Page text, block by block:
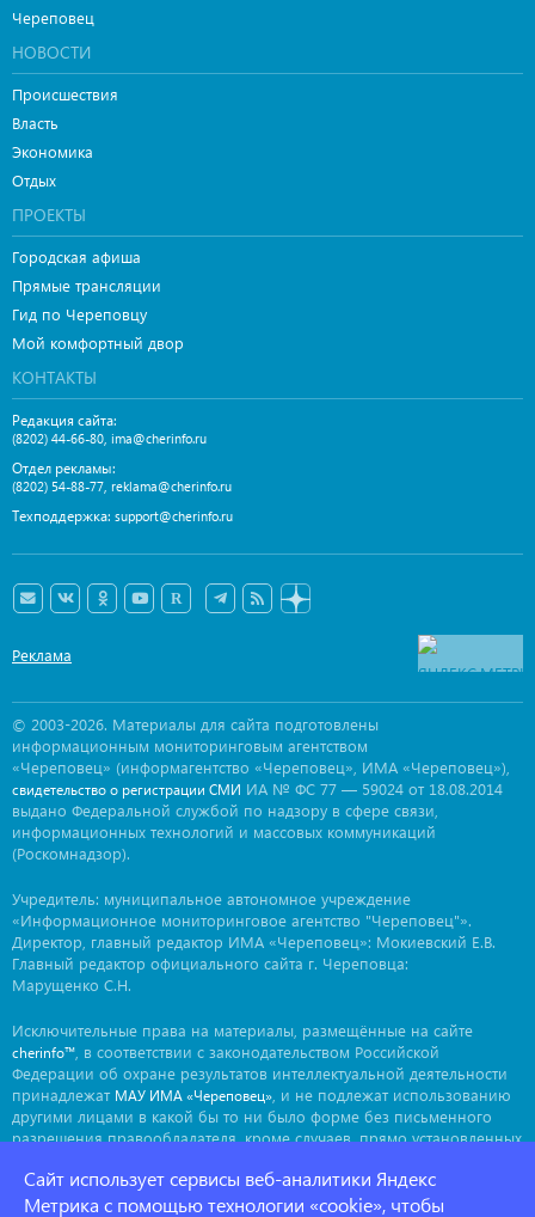
Череповец
НОВОСТИ
Происшествия
Власть
Экономика
Отдых
ПРОЕКТЫ
Городская афиша
Прямые трансляции
Гид по Череповцу
Мой комфортный двор
КОНТАКТЫ
Редакция сайта:
(8202) 44-66-80, ima@cherinfo.ru
Отдел рекламы:
(8202) 54-88-77, reklama@cherinfo.ru
Техподдержка: support@cherinfo.ru
Реклама
© 2003-2026. Материалы для сайта подготовлены
информационным мониторинговым агентством
«Череповец» (информагентство «Череповец», ИМА «Череповец»),
свидетельство о регистрации СМИ ИА № ФС 77 — 59024 от 18.08.2014
выдано Федеральной службой по надзору в сфере связи,
информационных технологий и массовых коммуникаций
(Роскомнадзор).
Учредитель: муниципальное автономное учреждение
«Информационное мониторинговое агентство "Череповец"».
Директор, главный редактор ИМА «Череповец»: Мокиевский Е.В.
Главный редактор официального сайта г. Череповца:
Марущенко С.Н.
Исключительные права на материалы, размещённые на сайте
cherinfo™ , в соответствии с законодательством Российской
Федерации об охране результатов интеллектуальной деятельности
принадлежат МАУ ИМА «Череповец» , и не подлежат использованию
другими лицами в какой бы то ни было форме без письменного
разрешения правообладателя, кроме случаев, прямо установленных
ima@cherinfo.ru. Мнение авторов может не совпадать с мнением
редакции.
Сайт использует сервисы веб-аналитики Яндекс
Метрика с помощью технологии «cookie», чтобы